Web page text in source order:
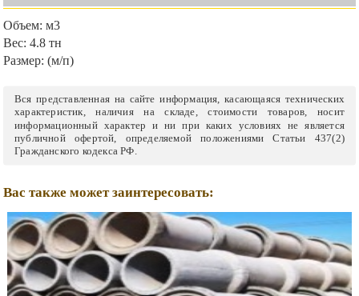
Объем: м3
Вес: 4.8 тн
Размер: (м/п)
Вся представленная на сайте информация, касающаяся технических
характеристик, наличия на складе, стоимости товаров, носит
информационный характер и ни при каких условиях не является
публичной офертой, определяемой положениями Статьи 437(2)
Гражданского кодекса РФ.
Вас также может заинтересовать: